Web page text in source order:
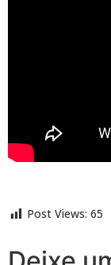
Post Views: 65